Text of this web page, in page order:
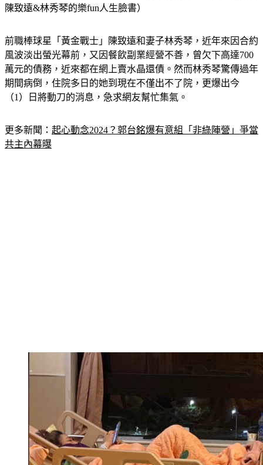
陳致遠&林秀琴的樂fun人生臉書）
前職棒球星「黃金戰士」陳致遠和妻子林秀琴，近年來因合約
風波淡出螢光幕前，又因餐飲副業經營不善，曾欠下高達700
萬元的債務，近來都在網上賣水晶還債。然而林秀琴驚傳過年
期間病倒，住院多日的她到現在不僅出不了院，更爆出今
（1）日將動刀的消息，急求網友幫忙集氣。
更多新聞： 起心動念2024？郭台銘爆有意組「非綠陣營」爭當
共主內幕曝